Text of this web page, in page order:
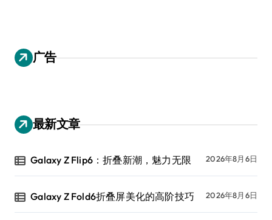
广告
最新文章
Galaxy Z Flip6：折叠新潮，魅力无限 2026年8月6日
Galaxy Z Fold6折叠屏美化的高阶技巧 2026年8月6日